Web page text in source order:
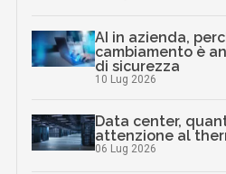
AI in azienda,
cambiamento è
di sicurezza
10 Lug 2026
Data center,
attenzione al
06 Lug 2026